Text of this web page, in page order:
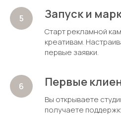
Запуск и
Старт рекламной
креативам.
первые заявки.
Первые
Вы открываете
получаете